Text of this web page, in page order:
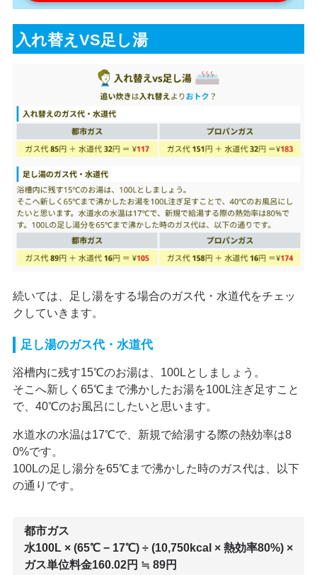
入れ替えVS足し湯
続いては、足し湯をする場合のガス代・水道代をチェッ
クしていきます。
足し湯のガス代・水道代
浴槽内に残す15℃のお湯は、100Lとしましょう。
そこへ新しく65℃まで沸かしたお湯を100L注ぎ足すこと
で、40℃のお風呂にしたいと思います。
水道水の水温は17℃で、新規で給湯する際の熱効率は8
0%です。
100Lの足し湯分を65℃まで沸かした時のガス代は、以下
の通りです。
都市ガス
水100L × (65℃ − 17℃) ÷ (10,750kcal × 熱効率80%) ×
ガス単位料金160.02円 ≒ 89円